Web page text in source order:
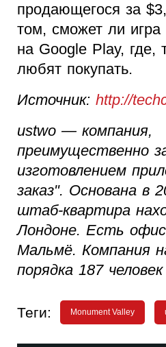
продающегося за
том, сможет ли игра
на Google Play, где,
любят покупать.
Источник: http://
ustwo — компания,
преимущественно
изготовлением
заказ". Основана в
штаб-квартира
Лондоне. Есть
Мальмё. Компания
порядка 187 человек
Теги: Monument Valley